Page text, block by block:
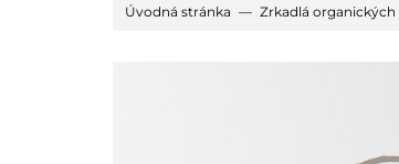
Úvodná stránka Zrkadlá